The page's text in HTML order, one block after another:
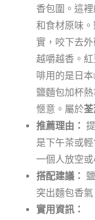
香包圍。這
和食材原味
實，咬下去
越嚼越香。
啡用的是日
鹽麵包加杯
愜意。屬於
推薦理由：
是下午茶或
一個人放空或
搭配建議：
突出麵包香
實用資訊：